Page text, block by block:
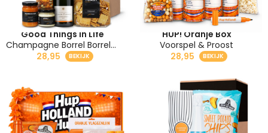
Good Things in Life
Champagne Borrel Borrelpakket
28,95
HUP! Oranje Box
Voorspel & Proost
28,95